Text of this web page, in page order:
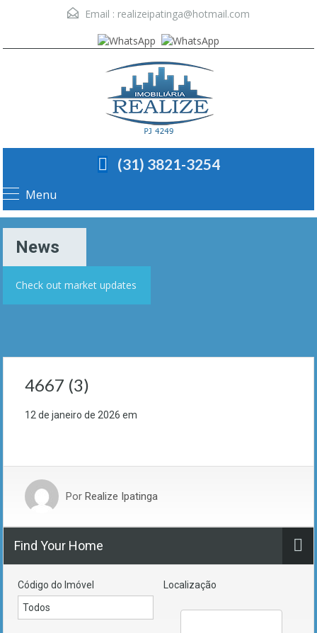
Email : realizeipatinga@hotmail.com
(31) 3821-3254
Menu
News
Check out market updates
4667 (3)
12 de janeiro de 2026 em
Por Realize Ipatinga
Find Your Home
Código do Imóvel Localização